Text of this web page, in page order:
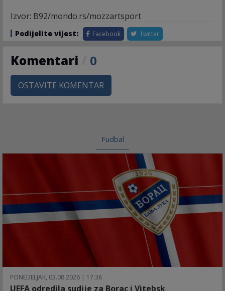
Izvor: B92/mondo.rs/mozzartsport
Podijelite vijest: Facebook Twitter
Komentari 0
OSTAVITE KOMENTAR
Fudbal
PONEDELJAK, 03.08.2026 | 17:38
UEFA odredila sudije za Borac i Vitebsk